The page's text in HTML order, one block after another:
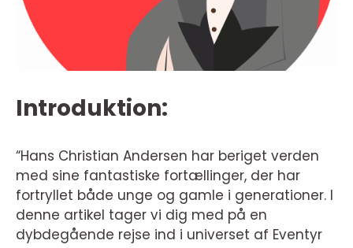
Introduktion:
“Hans Christian Andersen har beriget verden
med sine fantastiske fortællinger, der har
fortryllet både unge og gamle i generationer. I
denne artikel tager vi dig med på en
dybdegående rejse ind i universet af Eventyr